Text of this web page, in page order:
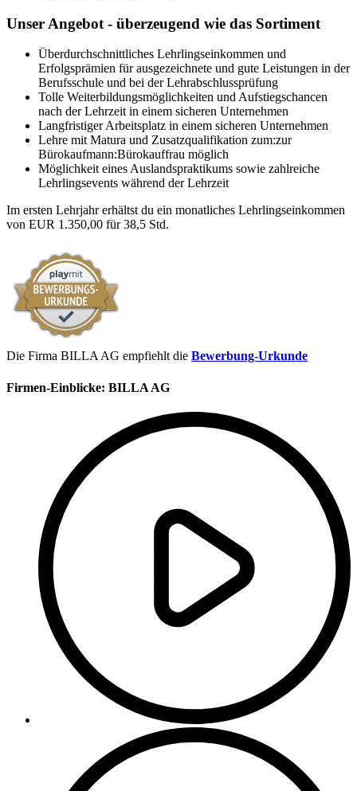
Unser Angebot - überzeugend wie das Sortiment
Überdurchschnittliches Lehrlingseinkommen und
Erfolgsprämien für ausgezeichnete und gute Leistungen in der
Berufsschule und bei der Lehrabschlussprüfung
Tolle Weiterbildungsmöglichkeiten und Aufstiegschancen
nach der Lehrzeit in einem sicheren Unternehmen
Langfristiger Arbeitsplatz in einem sicheren Unternehmen
Lehre mit Matura und Zusatzqualifikation zum:zur
Bürokaufmann:Bürokauffrau möglich
Möglichkeit eines Auslandspraktikums sowie zahlreiche
Lehrlingsevents während der Lehrzeit
Im ersten Lehrjahr erhältst du ein monatliches Lehrlingseinkommen
von EUR 1.350,00 für 38,5 Std.
Die Firma BILLA AG empfiehlt die Bewerbung-Urkunde
Firmen-Einblicke: BILLA AG